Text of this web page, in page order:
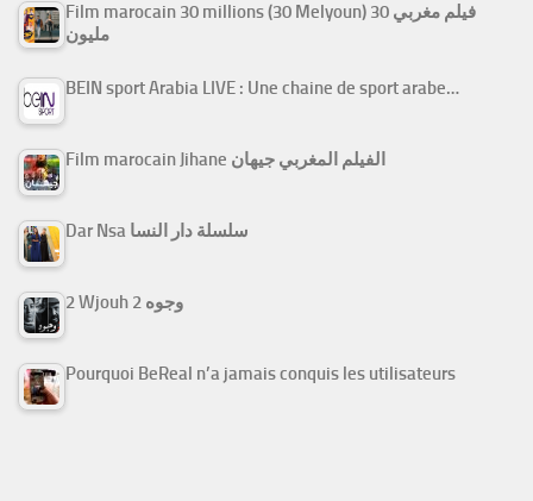
Film marocain 30 millions (30 Melyoun) فيلم مغربي 30
مليون
BEIN sport Arabia LIVE : Une chaine de sport arabe…
Film marocain Jihane الفيلم المغربي جيهان
Dar Nsa سلسلة دار النسا
2 Wjouh 2 وجوه
Pourquoi BeReal n’a jamais conquis les utilisateurs